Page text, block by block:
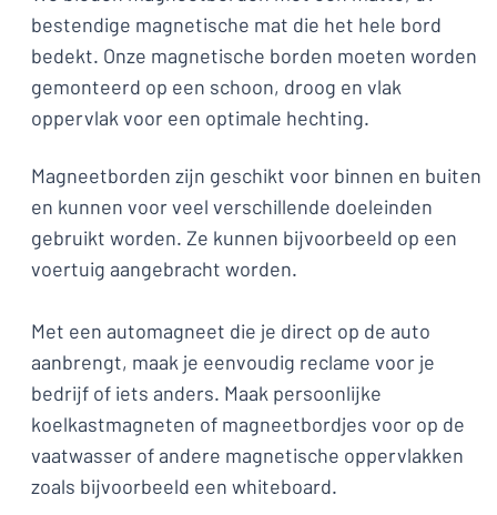
bestendige magnetische mat die het hele bord
bedekt. Onze magnetische borden moeten worden
gemonteerd op een schoon, droog en vlak
oppervlak voor een optimale hechting.
Magneetborden zijn geschikt voor binnen en buiten
en kunnen voor veel verschillende doeleinden
gebruikt worden. Ze kunnen bijvoorbeeld op een
voertuig aangebracht worden.
Met een automagneet die je direct op de auto
aanbrengt, maak je eenvoudig reclame voor je
bedrijf of iets anders. Maak persoonlijke
koelkastmagneten of magneetbordjes voor op de
vaatwasser of andere magnetische oppervlakken
zoals bijvoorbeeld een whiteboard.